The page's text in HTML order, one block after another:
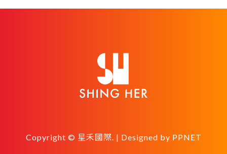
Copyright © 星禾國際. | Designed by PPNET